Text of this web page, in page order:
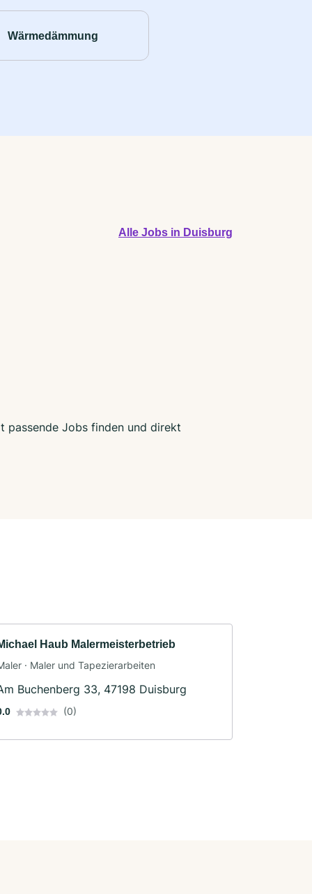
Wärmedämmung
Alle Jobs in Duisburg
passende Jobs finden und direkt
Haub Malermeisterbetrieb
· Maler und Tapezierarbeiten
Buchenberg 33, 47198 Duisburg
(0)